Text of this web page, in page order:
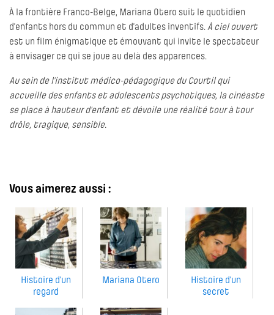
À la frontière Franco-Belge, Mariana Otero suit le quotidien
d’enfants hors du commun et d’adultes inventifs.À ciel ouvert
est un film énigmatique et émouvant qui invite le spectateur
à envisager ce qui se joue au delà des apparences.
Au sein de l’institut médico-pédagogique du Courtil qui
accueille des enfants et adolescents psychotiques, la cinéaste
se place à hauteur d’enfant et dévoile une réalité tour à tour
drôle, tragique, sensible.
Vous aimerez aussi :
Histoire d'un
regard
Mariana Otero
Histoire d'un
secret